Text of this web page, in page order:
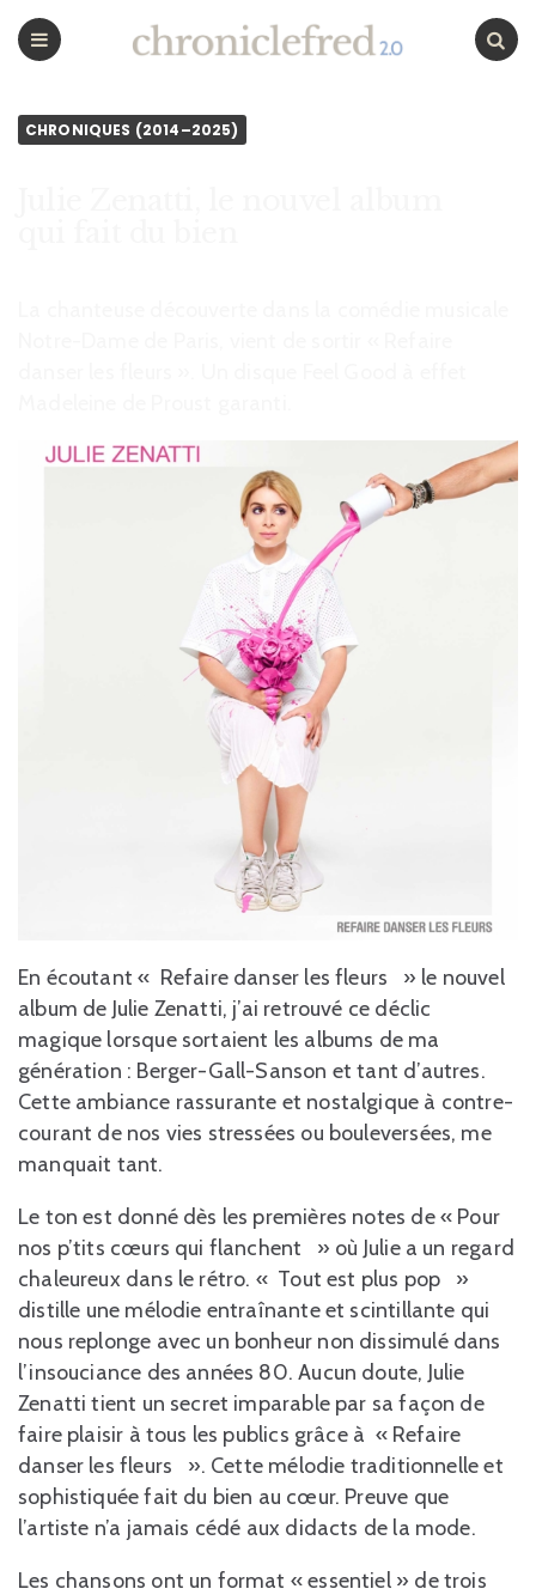
CHRONICLEFRED
CHRONIQUES (2014–2025)
En écoutant « Refaire danser les fleurs » le nouvel
album de Julie Zenatti, j’ai retrouvé ce déclic
magique lorsque sortaient les albums de ma
génération : Berger-Gall-Sanson et tant d’autres.
Cette ambiance rassurante et nostalgique à contre-
courant de nos vies stressées ou bouleversées, me
manquait tant.
Le ton est donné dès les premières notes de « Pour
nos p’tits cœurs qui flanchent » où Julie a un regard
chaleureux dans le rétro. « Tout est plus pop »
distille une mélodie entraînante et scintillante qui
nous replonge avec un bonheur non dissimulé dans
l’insouciance des années 80. Aucun doute, Julie
Zenatti tient un secret imparable par sa façon de
faire plaisir à tous les publics grâce à « Refaire
danser les fleurs ». Cette mélodie traditionnelle et
sophistiquée fait du bien au cœur. Preuve que
l’artiste n’a jamais cédé aux didacts de la mode.
Les chansons ont un format « essentiel » de trois